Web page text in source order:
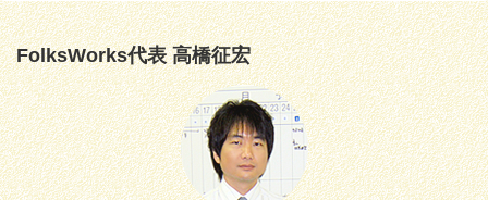
FolksWorks代表 高橋征宏